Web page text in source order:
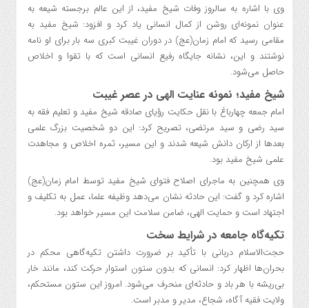
وی با اشاره به سالروز وفات شیخ مفید، از این عالم برجسته شیعه به
عنوان نمونه‌ای روشن از کمال انسانی یاد کرد و افزود: شیخ مفید به
مقامی رسید که امام زمان(عج) در دوران غیبت کبری سه بار برای او نامه
نوشتند و این، نشانه جایگاه رفیع انسانی است که با تقوا و اخلاص
حاصل می‌شود.
شیخ مفید؛ نمونه عنایت الهی در عصر غیبت
امام جمعه چهارباغ با نقل حکایت رؤیای صادقه شیخ مفید و تعلیم فقه به
سید رضی و سید مرتضی، تصریح کرد: این دو شخصیت بزرگ علمی
بعدها از ارکان دانش شیعه شدند و این مسیر، ثمره اخلاص و مجاهدت
علمی شیخ مفید بود.
وی همچنین به ماجرای اصلاح فتوای شیخ مفید توسط امام زمان(عج)
اشاره کرد و گفت: این حادثه نشان می‌دهد وظیفه علما، عمل به تکلیف و
اجتهاد است و حمایت الهی، ضامن سلامت این مسیر خواهد بود.
تکیه‌گاه جامعه در شرایط سخت
حجت‌الاسلام دربانی با تأکید بر ضرورت داشتن تکیه‌گاهی محکم در
بحران‌ها اظهار کرد: انسانی که بدون ستون استوار حرکت کند، مانند خار
بی‌ریشه با هر باد و حادثه‌ای منحرف می‌شود. امروز این ستون مستحکم،
ولایت فقیه آگاه، شجاع، مدیر و مدبر است.